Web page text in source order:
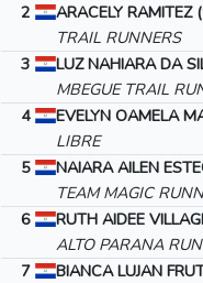
2
ARACELY RAMITEZ
TRAIL RUNNERS
3
LUZ NAHIARA DA
MBEGUE TRAIL
4
EVELYN OAMELA
LIBRE
5
NAIARA AILEN
TEAM MAGIC
6
RUTH AIDEE
ALTO PARANA
7
BIANCA LUJAN